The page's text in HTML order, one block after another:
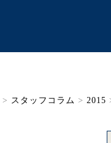
> スタッフコラム > 2015